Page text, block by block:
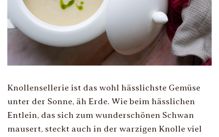
Knollensellerie ist das wohl hässlichste Gemüse
unter der Sonne, äh Erde. Wie beim hässlichen
Entlein, das sich zum wunderschönen Schwan
mausert, steckt auch in der warzigen Knolle viel